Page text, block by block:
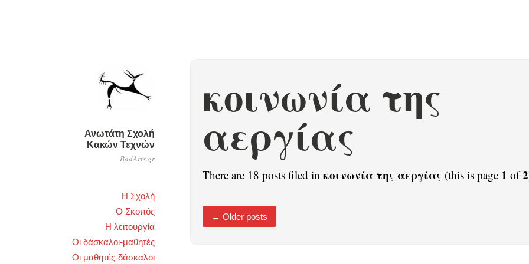
Ανωτάτη Σχολή
Κακών Τεχνών
BadArts.gr
Η Σχολή
Ο Σκοπός
Η λειτουργία
Οι δάσκαλοι-μαθητές
Οι μαθητές-δάσκαλοι
κοινωνία της
αεργίας
There are 18 posts filed in κοινωνία της αεργίας (this is page 1 of2
← Older posts